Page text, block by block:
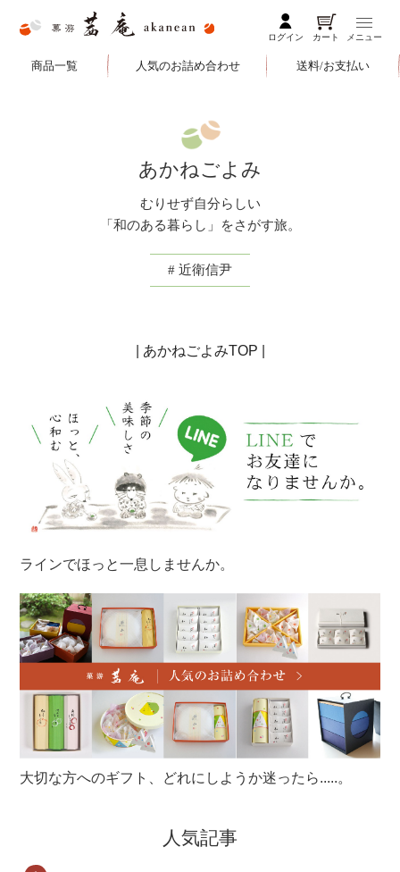
ログイン カート メニュー
商品一覧 人気のお詰め合わせ 送料/お支払い
あかねごよみ
むりせず自分らしい
「和のある暮らし」をさがす旅。
# 近衛信尹
あかねごよみTOP
ラインでほっと一息しませんか。
大切な方へのギフト、どれにしようか迷ったら.....。
人気記事